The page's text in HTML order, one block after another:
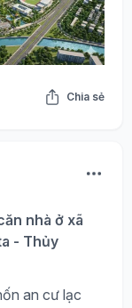
Chia sẻ
nhà ở xã
- Thủy
an cư lạc